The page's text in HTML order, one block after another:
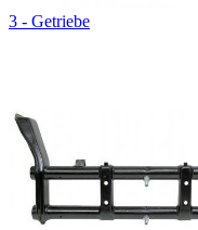
3 - Getriebe